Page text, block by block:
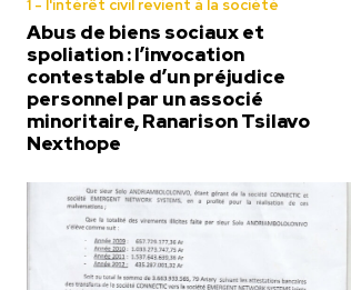
1 - l'intérêt civil revient à la société
Abus de biens sociaux et
spoliation : l’invocation
contestable d’un préjudice
personnel par un associé
minoritaire, Ranarison Tsilavo
Nexthope